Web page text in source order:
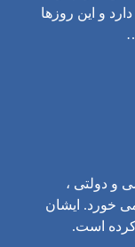
و این روزها
و دولتی ،
خورد. ایشان
کرده است.